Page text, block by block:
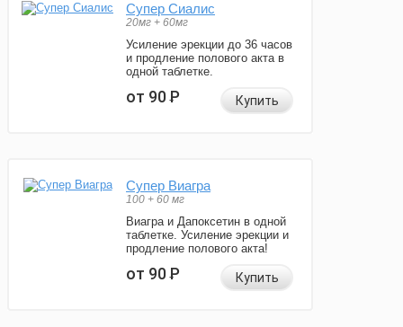
Супер Сиалис
20мг + 60мг
Усиление эрекции до 36 часов
и продление полового акта в
одной таблетке.
от 90Р Купить
Супер Виагра
100 + 60 мг
Виагра и Дапоксетин в одной
таблетке. Усиление эрекции и
продление полового акта!
от 90Р Купить